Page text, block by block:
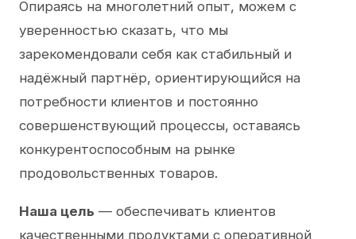
Опираясь на многолетний опыт, можем с
уверенностью сказать, что мы
зарекомендовали себя как стабильный и
надёжный партнёр, ориентирующийся на
потребности клиентов и постоянно
совершенствующий процессы, оставаясь
конкурентоспособным на рынке
продовольственных товаров.
Наша цель — обеспечивать клиентов
качественными продуктами с оперативной